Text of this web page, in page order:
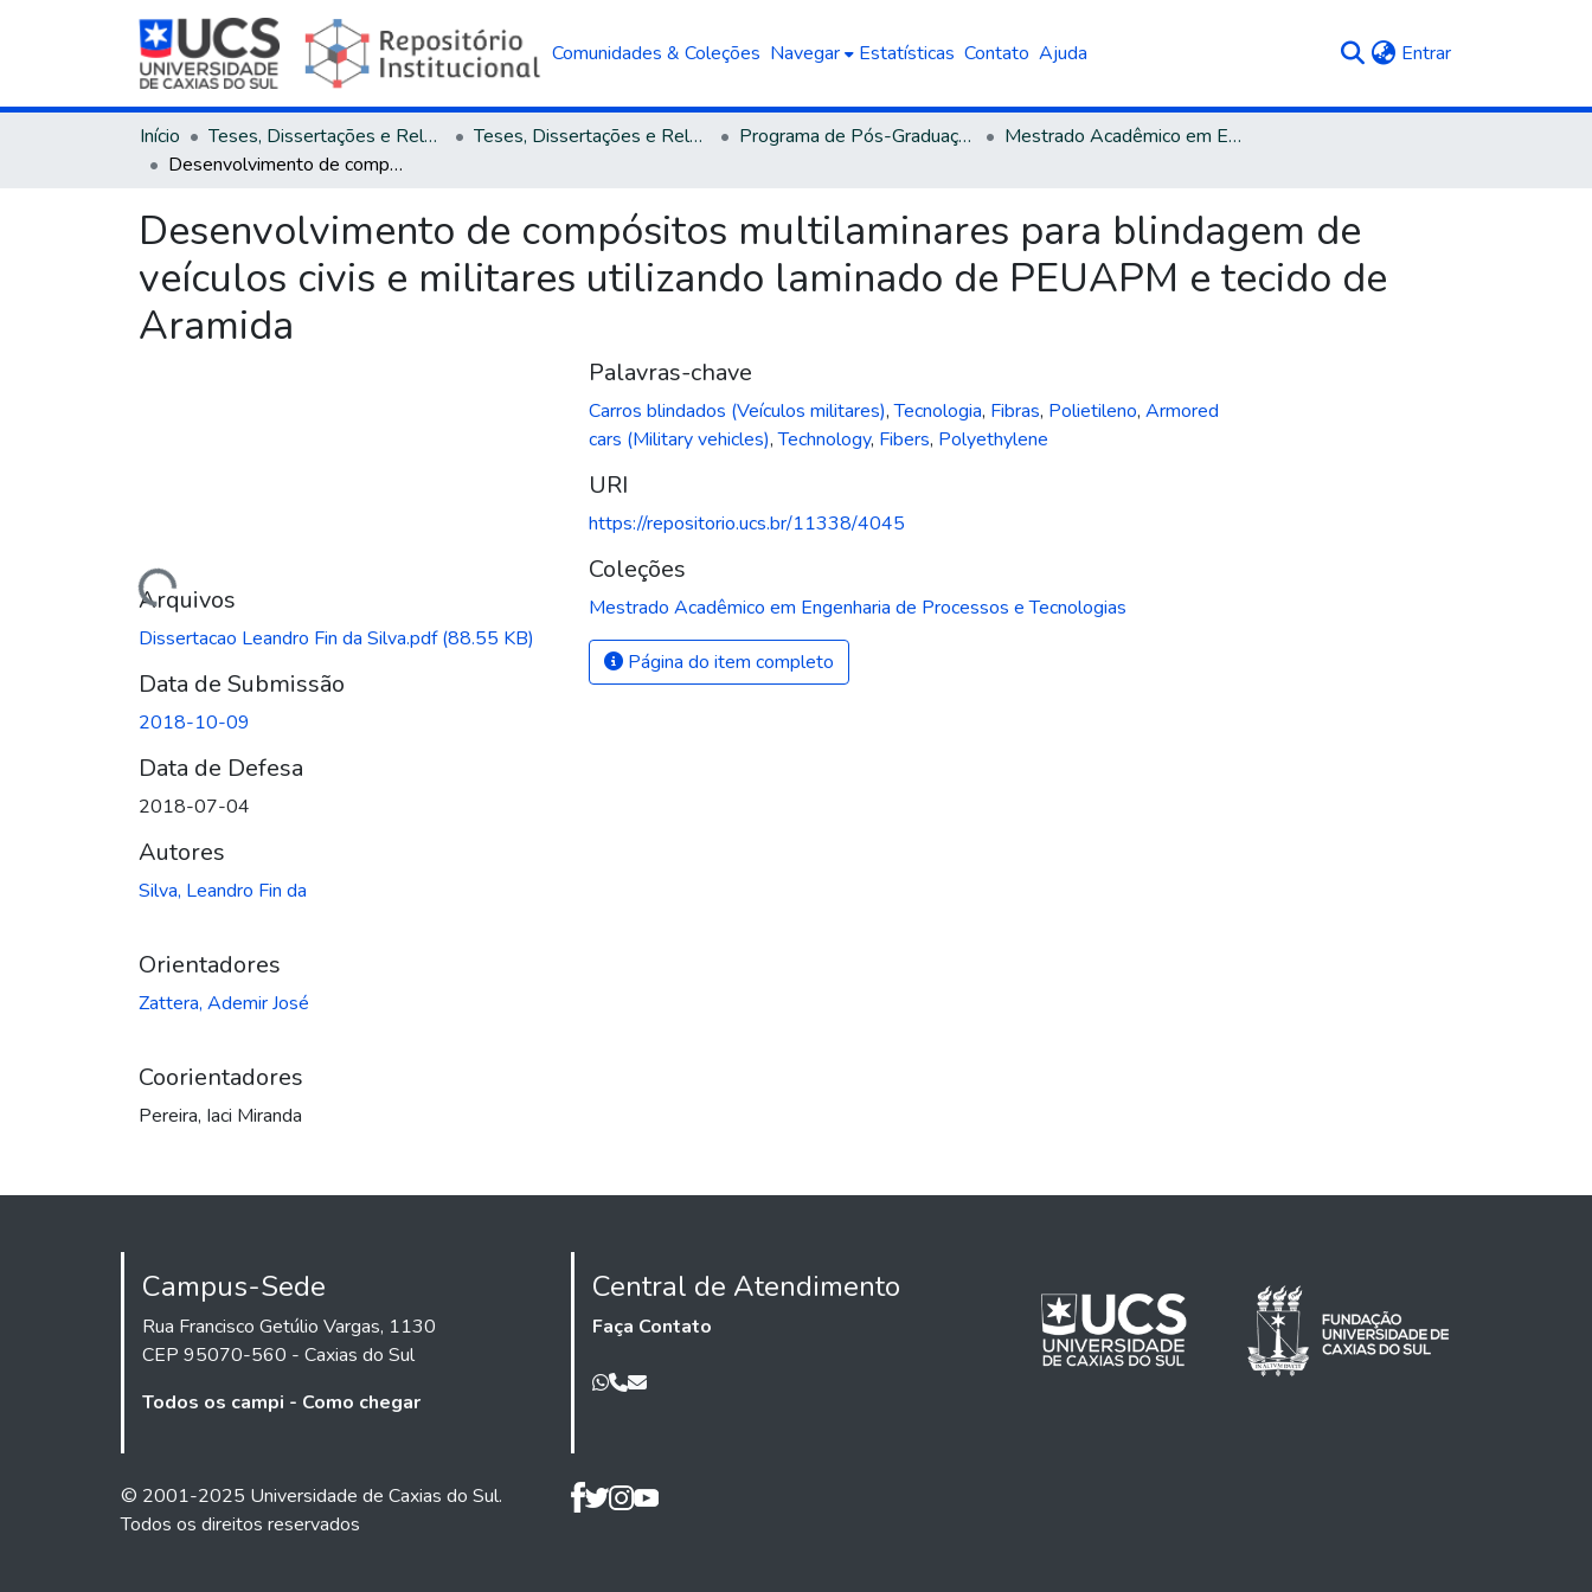
Comunidades & Coleções Navegar Estatísticas Contato Ajuda Entrar(current)
Início Teses, Dissertações e Relatórios Teses, Dissertações e Relatórios defendidos na UCS Programa de Pós-Graduação em Engenharia de Processos e Tecnologias
Mestrado Acadêmico em Engenharia de Processos e Tecnologias
Desenvolvimento de compósitos multilaminares para blindagem de veículos civis e militares utilizando laminado de PEUAPM e tecido de Aramida
Desenvolvimento de compósitos multilaminares para blindagem de
veículos civis e militares utilizando laminado de PEUAPM e tecido de
Aramida
Carregando...Arquivos
Dissertacao Leandro Fin da Silva.pdf(88.55 KB)
Data de Submissão
2018-10-09
Data de Defesa
2018-07-04
Autores
Silva, Leandro Fin da
Orientadores
Zattera, Ademir José
Coorientadores
Pereira, Iaci Miranda
Palavras-chave
Carros blindados (Veículos militares),Tecnologia, Fibras, Polietileno, Armored
cars (Military vehicles),Technology, Fibers, Polyethylene
URI
https://repositorio.ucs.br/11338/4045
Coleções
Mestrado Acadêmico em Engenharia de Processos e Tecnologias
Página do item completo
Campus-Sede
Rua Francisco Getúlio Vargas, 1130
CEP 95070-560 - Caxias do Sul
Todos os campi - Como chegar
Central de Atendimento
Faça Contato
© 2001-2025 Universidade de Caxias do Sul.
Todos os direitos reservados